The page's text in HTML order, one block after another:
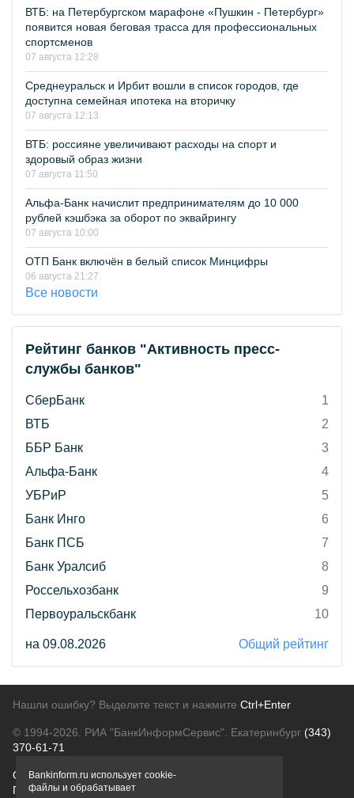
ВТБ: на Петербургском марафоне «Пушкин - Петербург»
появится новая беговая трасса для профессиональных
спортсменов
07 августа 12:28
Среднеуральск и Ирбит вошли в список городов, где
доступна семейная ипотека на вторичку
07 августа 12:13
ВТБ: россияне увеличивают расходы на спорт и
здоровый образ жизни
07 августа 11:50
Альфа-Банк начислит предпринимателям до 10 000
рублей кэшбэка за оборот по эквайрингу
07 августа 10:00
ОТП Банк включён в белый список Минцифры
06 августа 21:27
Все новости
Рейтинг банков "Активность пресс-
службы банков"
СберБанк
1
ВТБ
2
ББР Банк
3
Альфа-Банк
4
УБРиР
5
Банк Инго
6
Банк ПСБ
7
Банк Уралсиб
8
Россельхозбанк
9
Первоуральскбанк
10
на 09.08.2026 Общий рейтинг
Нашли ошибку? Выделите текст и нажмите Ctrl+Enter
© 1994-2026. РИА "БанкИнформСервис". Екатеринбург (343)
370-61-71
О проектеПолитика конфиденциальности
Правовая информацияДля рекламодателей
Bankinform.ru использует cookie-
файлы и обрабатывает